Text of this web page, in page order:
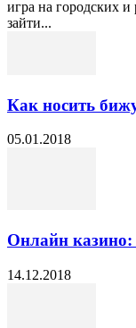
игра на городских
зайти...
Как носить
05.01.2018
Онлайн казино:
14.12.2018